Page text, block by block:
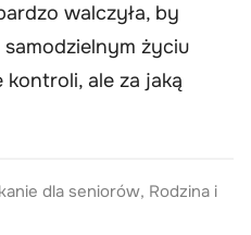
walczyła, by
życiu
kontroli, ale za jaką
dla seniorów, Rodzina i